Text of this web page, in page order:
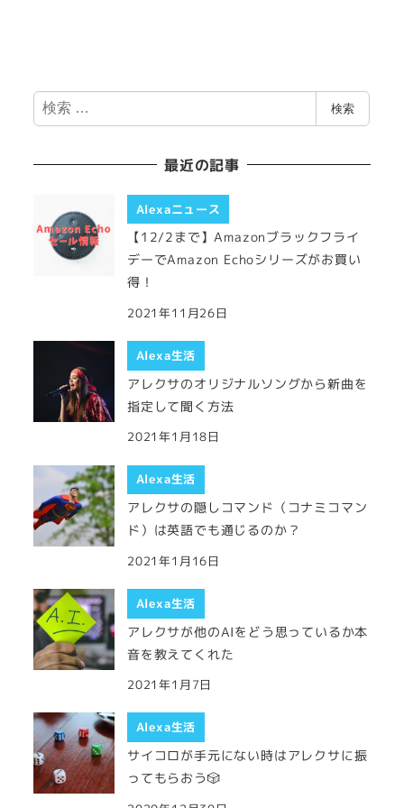
検
索
検索
最近の記事
Alexaニュース
【12/2まで】Amazonブラックフライ
デーでAmazon Echoシリーズがお買い
得！
2021年11月26日
Alexa生活
アレクサのオリジナルソングから新曲を
指定して聞く方法
2021年1月18日
Alexa生活
アレクサの隠しコマンド（コナミコマン
ド）は英語でも通じるのか？
2021年1月16日
Alexa生活
アレクサが他のAIをどう思っているか本
音を教えてくれた
2021年1月7日
Alexa生活
サイコロが手元にない時はアレクサに振
ってもらおう🎲